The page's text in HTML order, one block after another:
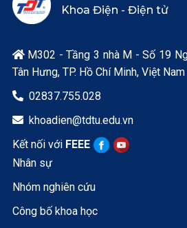
Khoa Điện - Điện tử
M302 - Tầng 3 nhà M - Số 19
Tân Hưng, TP. Hồ Chí Minh, Việt Nam
 02837.755.028
 khoadien@tdtu.edu.vn
Kết nối với FEEE
Nhân sự
Nhóm nghiên cứu
Công bố khoa học